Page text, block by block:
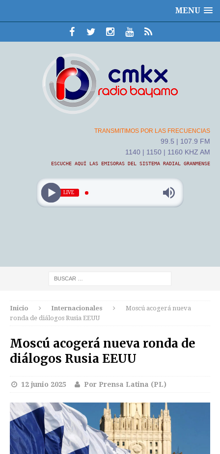
MENU
TRANSMITIMOS POR LAS FRECUENCIAS
99.5 | 107.9 FM
1140 | 1150 | 1160 KHZ AM
ESCUCHE AQUÍ LAS EMISORAS DEL SISTEMA RADIAL GRANMENSE
LIVE
Inicio Internacionales
Moscú acogerá nueva
ronda de diálogos Rusia EEUU
Moscú acogerá nueva ronda de
diálogos Rusia EEUU
12 junio 2025 Por Prensa Latina (PL)